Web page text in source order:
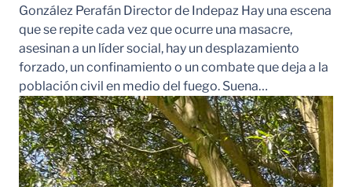
González Perafán Director de Indepaz Hay una escena
que se repite cada vez que ocurre una masacre,
asesinan a un líder social, hay un desplazamiento
forzado, un confinamiento o un combate que deja a la
población civil en medio del fuego. Suena…